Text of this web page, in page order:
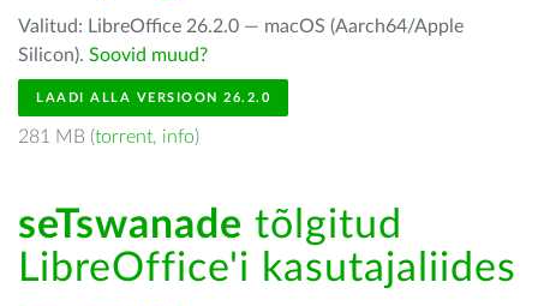
Valitud: LibreOffice 26.2.0 — macOS (Aarch64/Apple
Silicon). Soovid muud?
LAADI ALLA VERSIOON 26.2.0
281 MB (torrent, info)
seTswanade tõlgitud
LibreOffice'i kasutajaliides